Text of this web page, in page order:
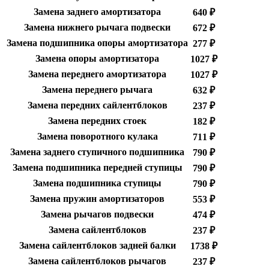
Замена заднего амортизатора
640 ₽
Замена нижнего рычага подвески
672 ₽
Замена подшипника опоры амортизатора 277 ₽
Замена опоры амортизатора
1027 ₽
Замена переднего амортизатора
1027 ₽
Замена переднего рычага
632 ₽
Замена передних сайлентблоков
237 ₽
Замена передних стоек
182 ₽
Замена поворотного кулака
711 ₽
Замена заднего ступичного подшипника
790 ₽
Замена подшипника передней ступицы
790 ₽
Замена подшипника ступицы
790 ₽
Замена пружин амортизаторов
553 ₽
Замена рычагов подвески
474 ₽
Замена сайлентблоков
237 ₽
Замена сайлентблоков задней балки
1738 ₽
Замена сайлентблоков рычагов
237 ₽